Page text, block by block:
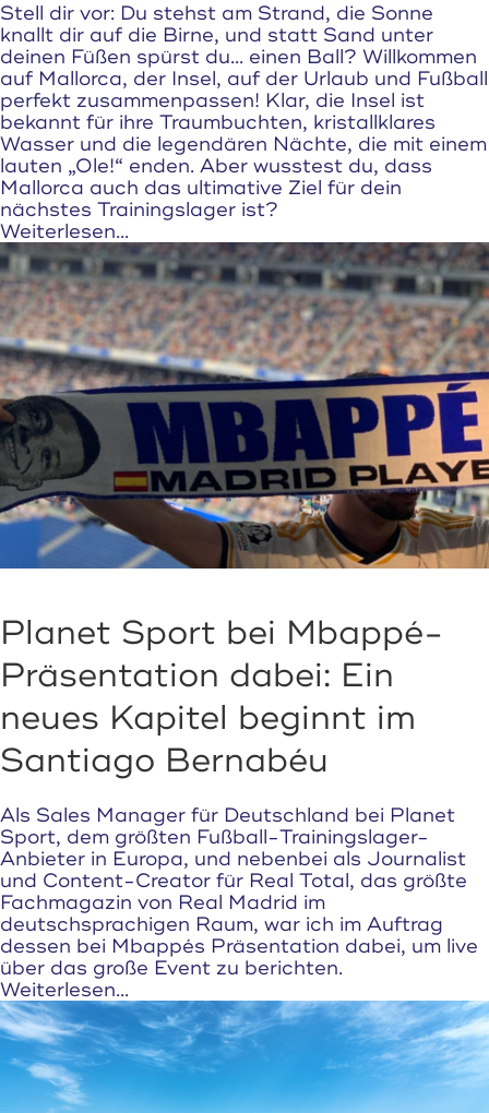
Stell dir vor: Du stehst am Strand, die Sonne
knallt dir auf die Birne, und statt Sand unter
deinen Füßen spürst du... einen Ball? Willkommen
auf Mallorca, der Insel, auf der Urlaub und Fußball
perfekt zusammenpassen! Klar, die Insel ist
bekannt für ihre Traumbuchten, kristallklares
Wasser und die legendären Nächte, die mit einem
lauten „Ole!“ enden. Aber wusstest du, dass
Mallorca auch das ultimative Ziel für dein
nächstes Trainingslager ist?
Weiterlesen...
Planet Sport bei Mbappé-
Präsentation dabei: Ein
neues Kapitel beginnt im
Santiago Bernabéu
Als Sales Manager für Deutschland bei Planet
Sport, dem größten Fußball-Trainingslager-
Anbieter in Europa, und nebenbei als Journalist
und Content-Creator für Real Total, das größte
Fachmagazin von Real Madrid im
deutschsprachigen Raum, war ich im Auftrag
dessen bei Mbappés Präsentation dabei, um live
über das große Event zu berichten.
Weiterlesen...